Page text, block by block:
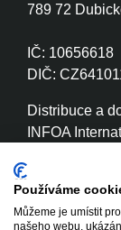
789 72
IČ: 10656618
DIČ:
Distribuce a
INFOA
IČ: 26870886
Používáme
Můžeme je umístit
našeho webu,